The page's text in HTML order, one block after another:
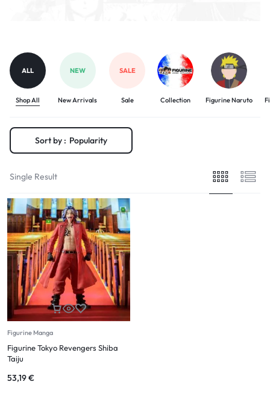
ALL
Shop All
NEW
New Arrivals
SALE
Sale Collection Figurine Naruto
Sort by : Popularity
Single Result
Figurine Manga
Figurine Tokyo Revengers Shiba
Taiju
53,19€